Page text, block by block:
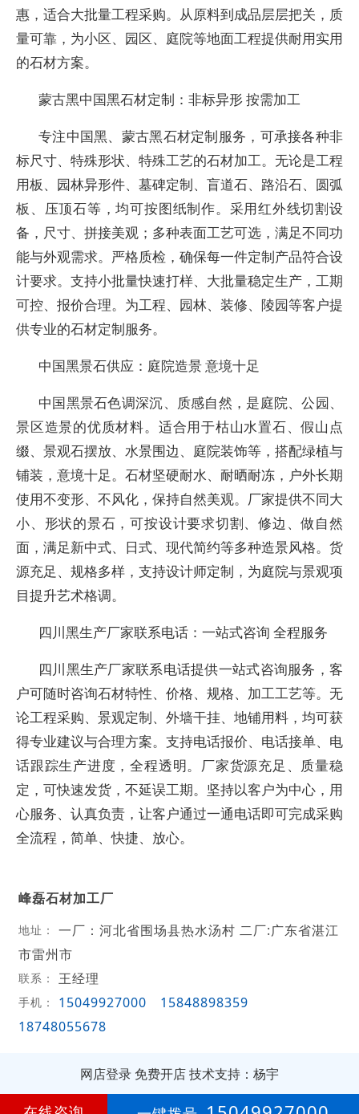
惠，适合大批量工程采购。从原料到成品层层把关，质
量可靠，为小区、园区、庭院等地面工程提供耐用实用
的石材方案。
蒙古黑中国黑石材定制：非标异形 按需加工
专注中国黑、蒙古黑石材定制服务，可承接各种非
标尺寸、特殊形状、特殊工艺的石材加工。无论是工程
用板、园林异形件、墓碑定制、盲道石、路沿石、圆弧
板、压顶石等，均可按图纸制作。采用红外线切割设
备，尺寸、拼接美观；多种表面工艺可选，满足不同功
能与外观需求。严格质检，确保每一件定制产品符合设
计要求。支持小批量快速打样、大批量稳定生产，工期
可控、报价合理。为工程、园林、装修、陵园等客户提
供专业的石材定制服务。
中国黑景石供应：庭院造景 意境十足
中国黑景石色调深沉、质感自然，是庭院、公园、
景区造景的优质材料。适合用于枯山水置石、假山点
缀、景观石摆放、水景围边、庭院装饰等，搭配绿植与
铺装，意境十足。石材坚硬耐水、耐晒耐冻，户外长期
使用不变形、不风化，保持自然美观。厂家提供不同大
小、形状的景石，可按设计要求切割、修边、做自然
面，满足新中式、日式、现代简约等多种造景风格。货
源充足、规格多样，支持设计师定制，为庭院与景观项
目提升艺术格调。
四川黑生产厂家联系电话：一站式咨询 全程服务
四川黑生产厂家联系电话提供一站式咨询服务，客
户可随时咨询石材特性、价格、规格、加工工艺等。无
论工程采购、景观定制、外墙干挂、地铺用料，均可获
得专业建议与合理方案。支持电话报价、电话接单、电
话跟踪生产进度，全程透明。厂家货源充足、质量稳
定，可快速发货，不延误工期。坚持以客户为中心，用
心服务、认真负责，让客户通过一通电话即可完成采购
全流程，简单、快捷、放心。
峰磊石材加工厂
地址：
一厂：河北省围场县热水汤村 二厂:广东省湛江
市雷州市
联系： 王经理
手机： 15049927000
15848898359
18748055678
网店登录 免费开店技术支持：杨宇
第16年